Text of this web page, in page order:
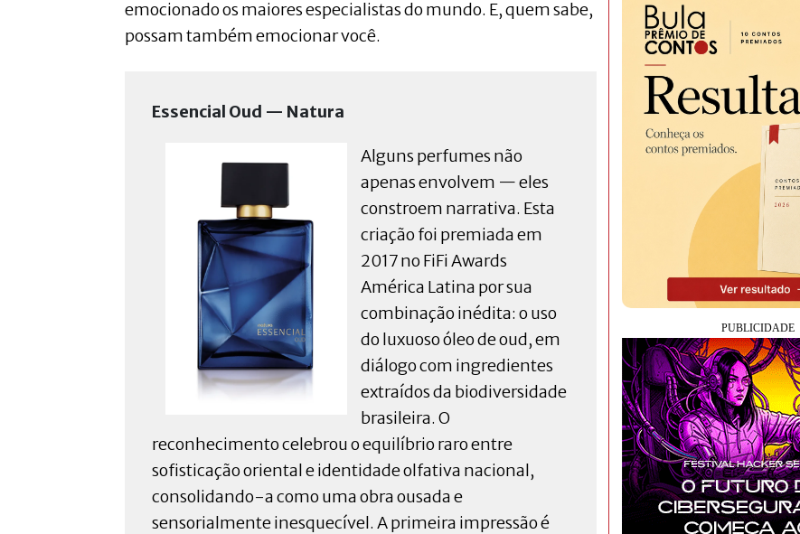
emocionado os maiores especialistas do mundo. E, quem sabe,
possam também emocionar você.
Essencial Oud — Natura
Alguns perfumes não
apenas envolvem — eles
constroem narrativa. Esta
criação foi premiada em
2017 no FiFi Awards
América Latina por sua
combinação inédita: o uso
do luxuoso óleo de oud, em
diálogo com ingredientes
extraídos da biodiversidade
brasileira. O
reconhecimento celebrou o equilíbrio raro entre
sofisticação oriental e identidade olfativa nacional,
consolidando-a como uma obra ousada e
sensorialmente inesquecível. A primeira impressão é